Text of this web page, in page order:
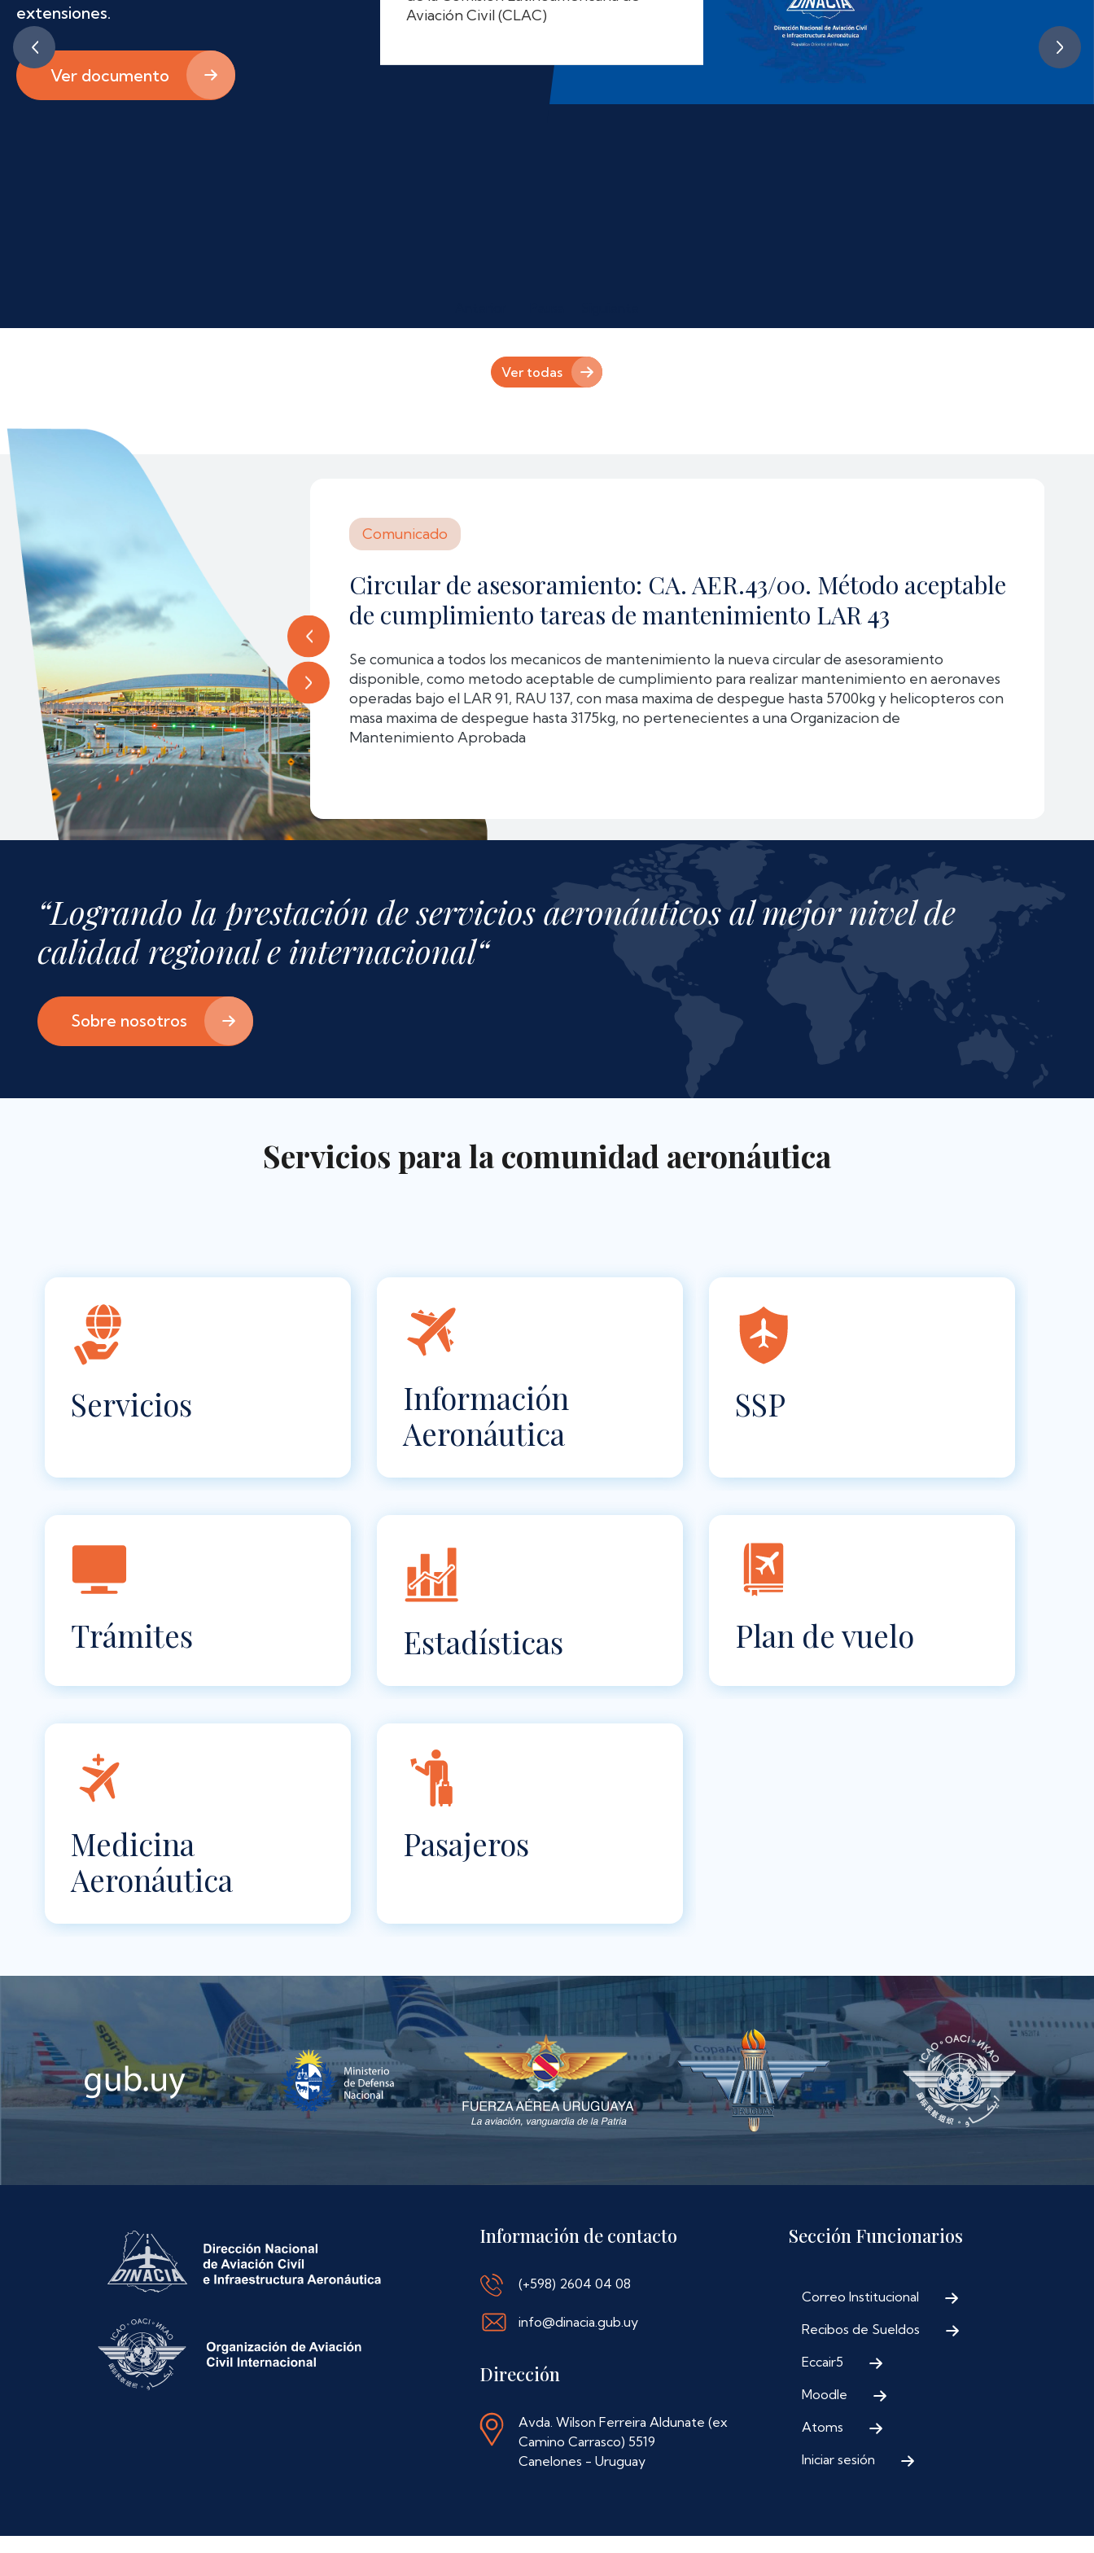
extensiones.
Ver documento
DINACIA, el sábado 23 de mayo se
con la presencia del personal operativo
y de gestión de Air Class, así como de
integrantes de la Dirección de
Ver todas
de aeronaves
ha dispuesto un plazo de 90
las matrículas de aeronaves
Comunicado
Circular de asesoramiento: CA. AER.43/00. Método aceptable
de cumplimiento tareas de mantenimiento LAR 43
Se comunica a todos los mecanicos de mantenimiento la nueva circular de asesoramiento
disponible, como metodo aceptable de cumplimiento para realizar mantenimiento en aeronaves
operadas bajo el LAR 91, RAU 137, con masa maxima de despegue hasta 5700kg y helicopteros con
masa maxima de despegue hasta 3175kg, no pertenecientes a una Organizacion de
Mantenimiento Aprobada
“Logrando la prestación de servicios aeronáuticos al mejor nivel de
calidad regional e internacional“
Sobre nosotros
Servicios para la comunidad aeronáutica
Servicios
Información
Aeronáutica
SSP
Trámites Estadísticas Plan de vuelo
Medicina
Aeronáutica
Pasajeros
Información de contacto
(+598) 2604 04 08
info@dinacia.gub.uy
Dirección
Avda. Wilson Ferreira Aldunate (ex
Camino Carrasco) 5519
Canelones - Uruguay
Sección Funcionarios
Correo Institucional
Recibos de Sueldos
Eccair5
Moodle
Atoms
Iniciar sesión